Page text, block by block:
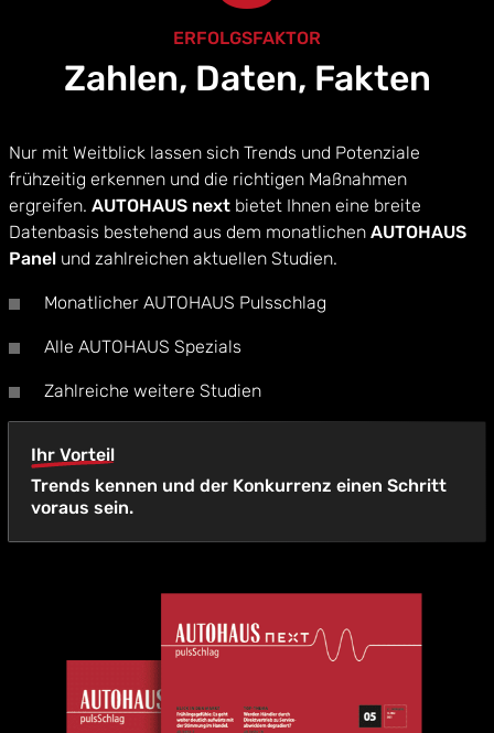
ERFOLGSFAKTOR
Zahlen, Daten, Fakten
Nur mit Weitblick lassen sich Trends und Potenziale
frühzeitig erkennen und die richtigen Maßnahmen
ergreifen. AUTOHAUS next bietet Ihnen eine breite
Datenbasis bestehend aus dem monatlichen AUTOHAUS
Panel und zahlreichen aktuellen Studien.
Monatlicher AUTOHAUS Pulsschlag
Alle AUTOHAUS Spezials
Zahlreiche weitere Studien
Ihr Vorteil
Trends kennen und der Konkurrenz einen Schritt
voraus sein.